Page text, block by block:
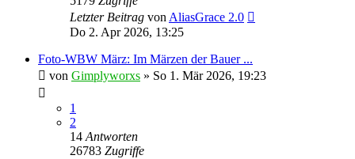
Letzter Beitrag von AliasGrace 2.0
Do 2. Apr 2026, 13:25
Foto-WBW März: Im Märzen der Bauer ...
von Gimplyworxs » So 1. Mär 2026, 19:23
1
2
14 Antworten
26783 Zugriffe